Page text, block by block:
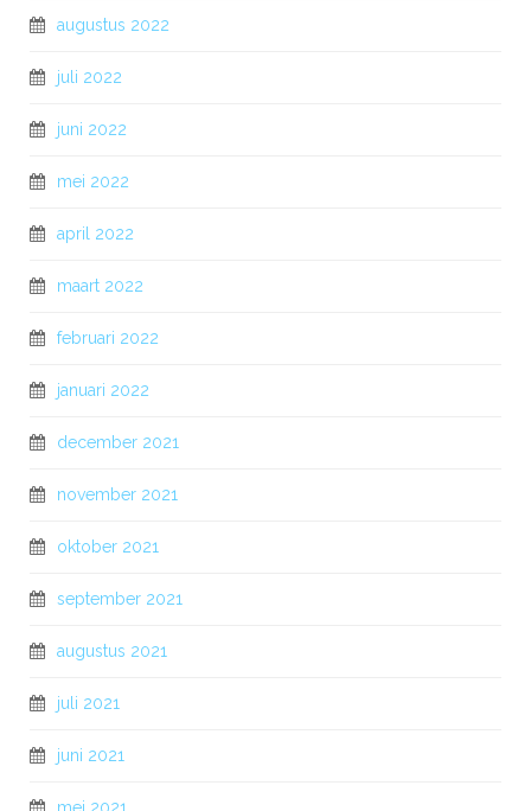
augustus 2022
juli 2022
juni 2022
mei 2022
april 2022
maart 2022
februari 2022
januari 2022
december 2021
november 2021
oktober 2021
september 2021
augustus 2021
juli 2021
juni 2021